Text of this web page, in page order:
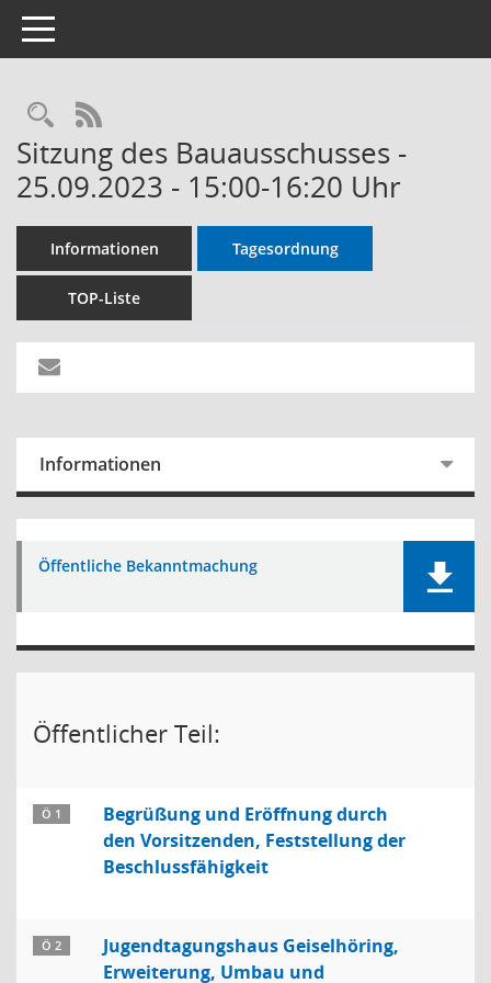
Toggle navigation
RSS-Feed
Sitzung des Bauausschusses -
25.09.2023 - 15:00-16:20 Uhr
Informationen Tagesordnung
TOP-Liste
Informationen
Öffentliche Bekanntmachung
Öffentlicher Teil:
Ö 1
Begrüßung und Eröffnung durch
den Vorsitzenden, Feststellung der
Beschlussfähigkeit
Ö 2
Jugendtagungshaus Geiselhöring,
Erweiterung, Umbau und